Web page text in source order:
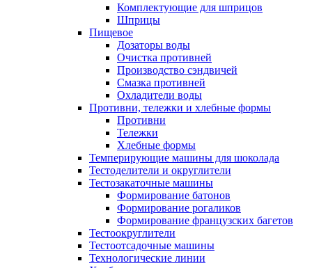
Комплектующие для шприцов
Шприцы
Пищевое
Дозаторы воды
Очистка противней
Производство сэндвичей
Смазка противней
Охладители воды
Противни, тележки и хлебные формы
Противни
Тележки
Хлебные формы
Темперирующие машины для шоколада
Тестоделители и округлители
Тестозакаточные машины
Формирование батонов
Формирование рогаликов
Формирование французских багетов
Тестоокруглители
Тестоотсадочные машины
Технологические линии